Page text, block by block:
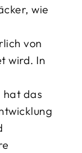
wie
von
wird. In
hat das